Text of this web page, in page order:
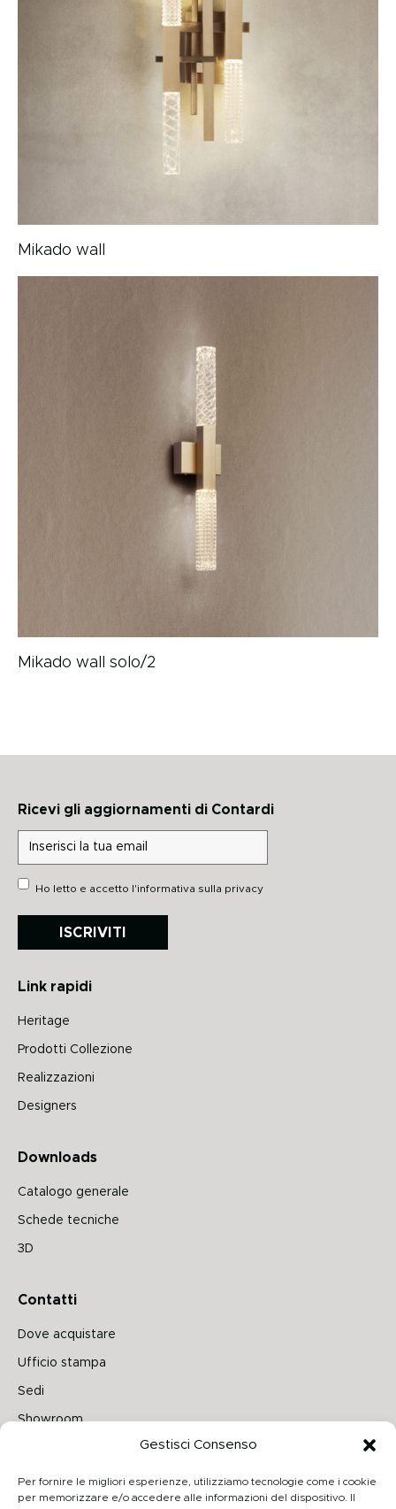
Gestisci Consenso
Per fornire le migliori esperienze, utilizziamo tecnologie come i cookie
per memorizzare e/o accedere alle informazioni del dispositivo. Il
Mikado wall
Mikado wall solo/2
Ricevi gli aggiornamenti di Contardi
Ho letto e accetto l'informativa sulla privacy
ISCRIVITI
Link rapidi
Heritage
Prodotti Collezione
Realizzazioni
Designers
Downloads
Catalogo generale
Schede tecniche
3D
Contatti
Dove acquistare
Ufficio stampa
Sedi
Showroom